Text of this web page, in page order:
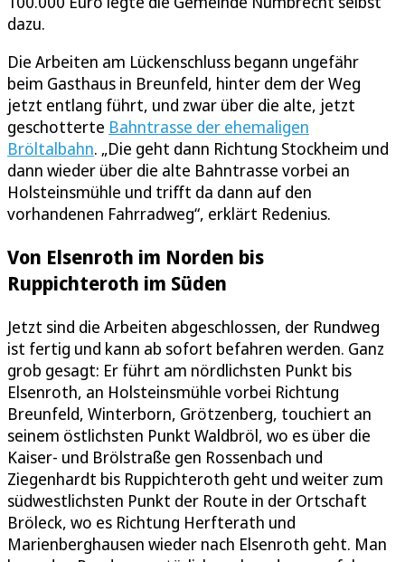
dazu.
Die Arbeiten am Lückenschluss begann ungefähr
beim Gasthaus in Breunfeld, hinter dem der Weg
jetzt entlang führt, und zwar über die alte, jetzt
geschotterte Bahntrasse der ehemaligen
Bröltalbahn. „Die geht dann Richtung Stockheim und
dann wieder über die alte Bahntrasse vorbei an
Holsteinsmühle und trifft da dann auf den
vorhandenen Fahrradweg“, erklärt Redenius.
Von Elsenroth im Norden bis
Ruppichteroth im Süden
Jetzt sind die Arbeiten abgeschlossen, der Rundweg
ist fertig und kann ab sofort befahren werden. Ganz
grob gesagt: Er führt am nördlichsten Punkt bis
Elsenroth, an Holsteinsmühle vorbei Richtung
Breunfeld, Winterborn, Grötzenberg, touchiert an
seinem östlichsten Punkt Waldbröl, wo es über die
Kaiser- und Brölstraße gen Rossenbach und
Ziegenhardt bis Ruppichteroth geht und weiter zum
südwestlichsten Punkt der Route in der Ortschaft
Bröleck, wo es Richtung Herfterath und
Marienberghausen wieder nach Elsenroth geht. Man